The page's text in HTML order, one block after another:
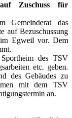
Zuschuss für
Gemeinderat das
auf Bezuschussung
Egweil vor. Dem
des TSV
etc. geben.
des Gebäudes zu
mit dem TSV
an.